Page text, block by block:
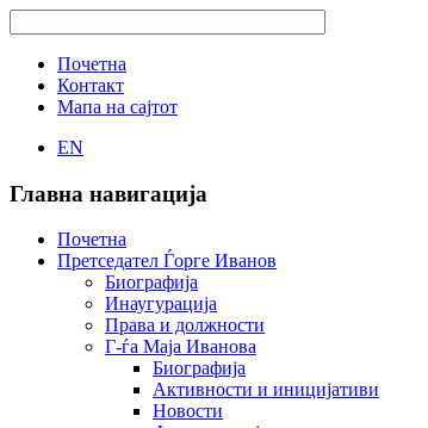
Почетна
Контакт
Мапа на сајтот
EN
Главна навигација
Почетна
Претседател Ѓорге Иванов
Биографија
Инаугурација
Права и должности
Г-ѓа Маја Иванова
Биографија
Активности и иницијативи
Новости